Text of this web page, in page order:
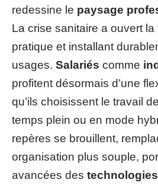
redessine le paysage
La crise sanitaire a ouvert
pratique et installant
usages. Salariés comme
profitent désormais d’une
qu’ils choisissent le travail
temps plein ou en mode
repères se brouillent,
organisation plus souple,
avancées des